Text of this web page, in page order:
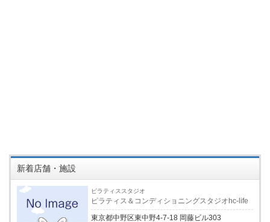
新着店舗・施設
ピラティススタジオ
ピラティス＆コンディショニングスタジオhc-life
東京都中野区東中野4-7-18 岡藤ビル303